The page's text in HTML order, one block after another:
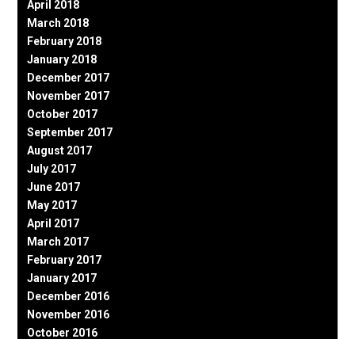
April 2018
March 2018
February 2018
January 2018
December 2017
November 2017
October 2017
September 2017
August 2017
July 2017
June 2017
May 2017
April 2017
March 2017
February 2017
January 2017
December 2016
November 2016
October 2016